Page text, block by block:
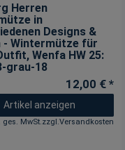
Herren
in
Designs &
- Wintermütze für
, Wenfa HW 25:
grau-18
12,00 € *
Artikel anzeigen
MwSt. zzgl. Versandkosten